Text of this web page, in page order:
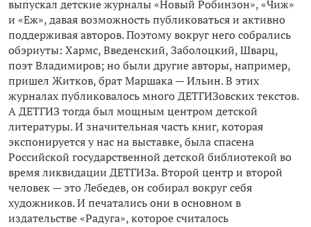
выпускал детские журналы «Новый Робинзон», «Чиж»
и «Еж», давая возможность публиковаться и активно
поддерживая авторов. Поэтому вокруг него собрались
обэриуты: Хармс, Введенский, Заболоцкий, Шварц,
поэт Владимиров; но были другие авторы, например,
пришел Житков, брат Маршака — Ильин. В этих
журналах публиковалось много ДЕТГИЗовских текстов.
А ДЕТГИЗ тогда был мощным центром детской
литературы. И значительная часть книг, которая
экспонируется у нас на выставке, была спасена
Российской государственной детской библиотекой во
время ликвидации ДЕТГИЗа. Второй центр и второй
человек — это Лебедев, он собирал вокруг себя
художников. И печатались они в основном в
издательстве «Радуга», которое считалось